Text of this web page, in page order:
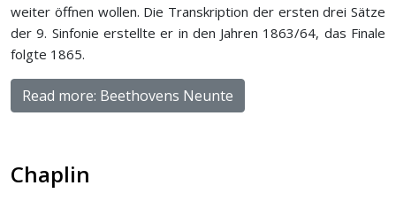
weiter öffnen wollen. Die Transkription der ersten drei Sätze
der 9. Sinfonie erstellte er in den Jahren 1863/64, das Finale
folgte 1865.
Read more: Beethovens Neunte
Chaplin